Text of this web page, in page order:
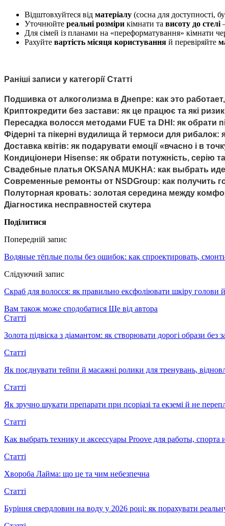
Відштовхуйтеся від матеріалу (сосна для доступності,
Уточнюйте реальні розміри кімнати та висоту до стелі
Для сімей із планами на «переформатування» кімнати
Рахуйте вартість місяця користування й перевіряйте
Раніші записи у категорії Статті
Подшивка от алкоголизма в Днепре: как это
Криптокредити без застави: як це працює та які
Пересадка волосся методами FUE та DHI: як обрати
Фідерні та пікерні вудилища й термоси для
Доставка квітів: як подарувати емоції «вчасно і в
Кондиціонери Hisense: як обрати потужність, серію
Свадебные платья OKSANA MUKHA: как выбрать
Современные ремонты от NSDGroup: как получить
Полуторная кровать: золотая середина между
Діагностика несправностей скутера
Поділитися
Попередній запис
Водяные тёплые полы без ошибок: как спроектировать,
Слідуючий запис
Скраб для волосся: як правильно ексфоліювати шкіру голови й
Вам також може сподобатися Ще від автора
Статті
Золота підвіска з діамантом: як створювати дорогі образи без
Статті
Як поєднувати тейпи й масажні ролики для тренувань,
Статті
Як зручно шукати препарати при псоріазі та екземі й не
Статті
Как выбрать технику и аксессуары Proove для работы,
Статті
Хвороба Лайма: що це та чим небезпечна
Статті
Буріння свердловин на воду у 2026 році: як порахувати